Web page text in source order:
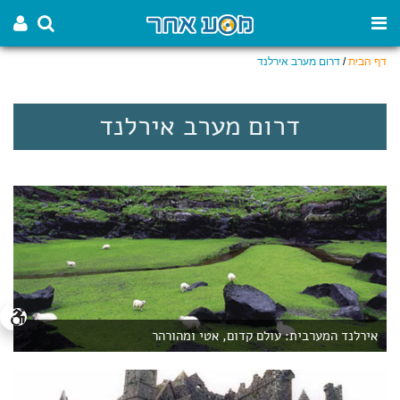
דף הבית/ דרום מערב אירלנד
דרום מערב אירלנד
אירלנד המערבית: עולם קדום, אטי ומהורהר